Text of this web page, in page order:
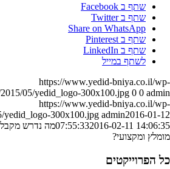
שתף ב Facebook
שתף ב Twitter
Share on WhatsApp
שתף ב Pinterest
שתף ב LinkedIn
לשתף במייל
https://www.yedid-bniya.co.il/wp-
05/yedid_logo-300x100.jpg 0 0 admin
https://www.yedid-bniya.co.il/wp-
yedid_logo-300x100.jpg admin2016-01-12
07:55:332016-02-11 14:06:35
מה נדרש
מומלץ ומקצועי?
כל הפרוייקטים